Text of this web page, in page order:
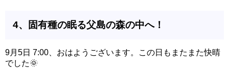
4、固有種の眠る父島の森の中へ！
9月5日 7:00、おはようございます。この日もまたまた快晴
でした🌞